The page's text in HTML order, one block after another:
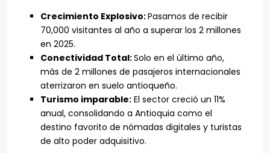
Crecimiento Explosivo:Pasamos de recibir
70,000 visitantes al año a superar los 2 millones
en 2025.
Conectividad Total:Solo en el último año,
más de 2 millones de pasajeros internacionales
aterrizaron en suelo antioqueño.
Turismo imparable: El sector creció un 11%
anual, consolidando a Antioquia como el
destino favorito de nómadas digitales y turistas
de alto poder adquisitivo.